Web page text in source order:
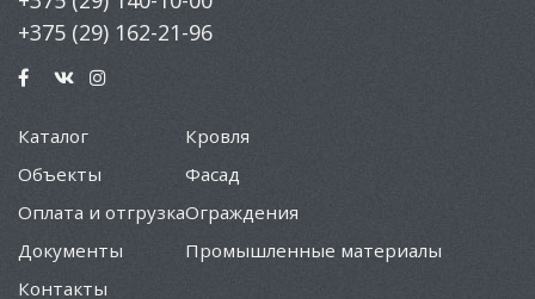
+375 (29) 162-21-96
Каталог
Объекты
Оплата и отгрузка
Документы
Контакты
Кровля
Фасад
Ограждения
Промышленные материалы